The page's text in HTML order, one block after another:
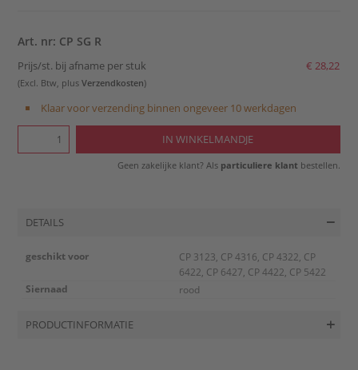
Art. nr: CP SG R
Prijs/st. bij afname per stuk € 28,22
(Excl. Btw, plusVerzendkosten)
Klaar voor verzending binnen ongeveer 10 werkdagen
Geen zakelijke klant? Als particuliere klant bestellen.
DETAILS
geschikt voor
CP 3123, CP 4316, CP 4322, CP
6422, CP 6427, CP 4422, CP 5422
Siernaad rood
PRODUCTINFORMATIE